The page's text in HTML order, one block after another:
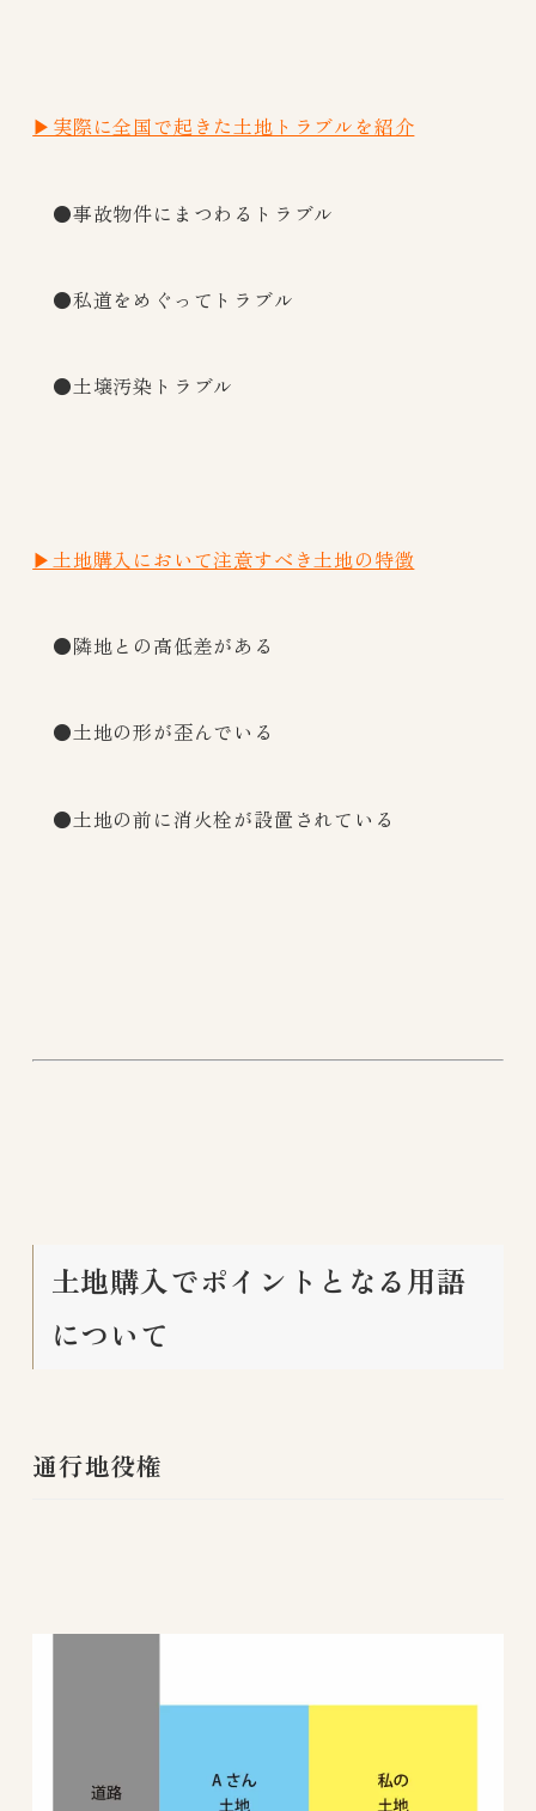
▶実際に全国で起きた土地トラブルを紹介
●事故物件にまつわるトラブル
●私道をめぐってトラブル
●土壌汚染トラブル
▶土地購入において注意すべき土地の特徴
●隣地との高低差がある
●土地の形が歪んでいる
●土地の前に消火栓が設置されている
土地購入でポイントとなる用語
について
通行地役権